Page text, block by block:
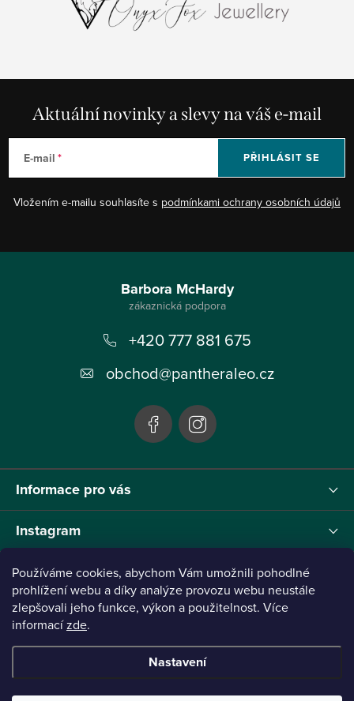
Používáme cookies, abychom Vám umožnili pohodlné
prohlížení webu a díky analýze provozu webu neustále
zlepšovali jeho funkce, výkon a použitelnost. Více
informacízde.
Nastavení
Aktuální novinky a slevy na váš e-mail
E-mail
Vložením e-mailu souhlasíte s podmínkami ochrany osobních údajů
PŘIHLÁSIT SE
Informace pro vás
Instagram
Barbora McHardy
+420 777 881 675
obchod@pantheraleo.cz
Tento projekt byl realizován pod reg.č. 0380001205 s názvem Panthera Leo
zaměřený na inovaci webu a marketingových nástrojů financovaný Evropskou Unií -